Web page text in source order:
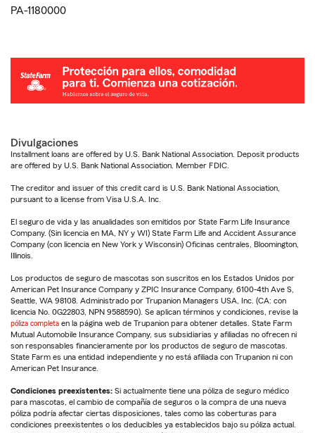
PA-1180000
Divulgaciones
Installment loans are offered by U.S. Bank National Association. Deposit products
are offered by U.S. Bank National Association. Member FDIC.
The creditor and issuer of this credit card is U.S. Bank National Association,
pursuant to a license from Visa U.S.A. Inc.
El seguro de vida y las anualidades son emitidos por State Farm Life Insurance
Company. (Sin licencia en MA, NY y WI) State Farm Life and Accident Assurance
Company (con licencia en New York y Wisconsin) Oficinas centrales, Bloomington,
Illinois.
Los productos de seguro de mascotas son suscritos en los Estados Unidos por
American Pet Insurance Company y ZPIC Insurance Company, 6100-4th Ave S,
Seattle, WA 98108. Administrado por Trupanion Managers USA, Inc. (CA: con
licencia No. 0G22803, NPN 9588590). Se aplican términos y condiciones, revise la
póliza completa en la página web de Trupanion para obtener detalles. State Farm
Mutual Automobile Insurance Company, sus subsidiarias y afiliadas no ofrecen ni
son responsables financieramente por los productos de seguro de mascotas.
State Farm es una entidad independiente y no está afiliada con Trupanion ni con
American Pet Insurance.
Condiciones preexistentes: Si actualmente tiene una póliza de seguro médico
para mascotas, el cambio de compañía de seguros o la compra de una nueva
póliza podría afectar ciertas disposiciones, tales como las coberturas para
condiciones preexistentes o los deducibles ya establecidos bajo su póliza actual.